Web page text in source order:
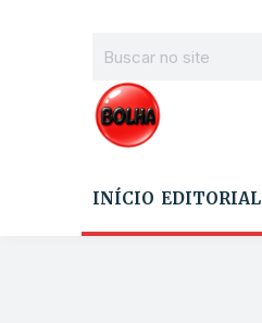
INÍCIO EDITORIAL